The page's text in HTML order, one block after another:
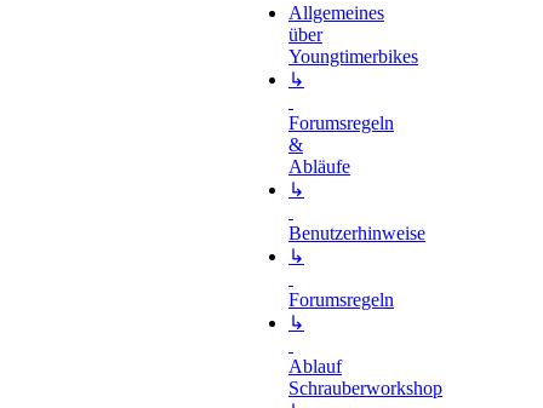
Allgemeines
über
Youngtimerbikes
↳
Forumsregeln
&
Abläufe
↳
Benutzerhinweise
↳
Forumsregeln
↳
Ablauf
Schrauberworkshop